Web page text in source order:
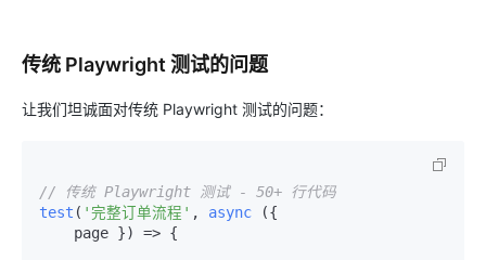
传统 Playwright 测试的问题
让我们坦诚面对传统 Playwright 测试的问题：
// 传统 Playwright 测试 - 50+ 行代码
test ( '完整订单流程' , async ({